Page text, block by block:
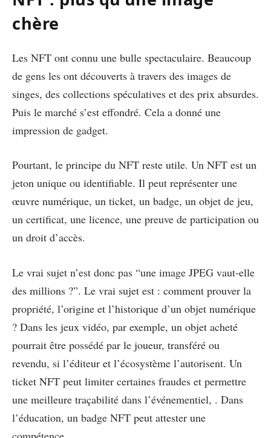
chère
Les NFT ont connu une bulle spectaculaire. Beaucoup
de gens les ont découverts à travers des images de
singes, des collections spéculatives et des prix absurdes.
Puis le marché s’est effondré. Cela a donné une
impression de gadget.
Pourtant, le principe du NFT reste utile. Un NFT est un
jeton unique ou identifiable. Il peut représenter une
œuvre numérique, un ticket, un badge, un objet de jeu,
un certificat, une licence, une preuve de participation ou
un droit d’accès.
Le vrai sujet n’est donc pas “une image JPEG vaut-elle
des millions ?”. Le vrai sujet est : comment prouver la
propriété, l’origine et l’historique d’un objet numérique
? Dans les jeux vidéo, par exemple, un objet acheté
pourrait être possédé par le joueur, transféré ou
revendu, si l’éditeur et l’écosystème l’autorisent. Un
ticket NFT peut limiter certaines fraudes et permettre
une meilleure traçabilité dans l’événementiel, . Dans
l’éducation, un badge NFT peut attester une